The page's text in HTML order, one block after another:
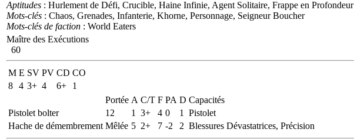
Aptitudes : Hurlement de Défi, Crucible, Haine Infinie, Agent Solitaire, Frappe en Profondeur
Mots-clés : Chaos, Grenades, Infanterie, Khorne, Personnage, Seigneur Boucher
Mots-clés de faction : World Eaters
Maître des Exécutions
60
M E SV PV CD CO
8 4 3+ 4 6+
1
Portée A C/T F PA D Capacités
Pistolet bolter
12 1 3+ 4 0 1
Pistolet
Hache de démembrement Mêlée 5 2+ 7 -2 2 Blessures Dévastatrices, Précision